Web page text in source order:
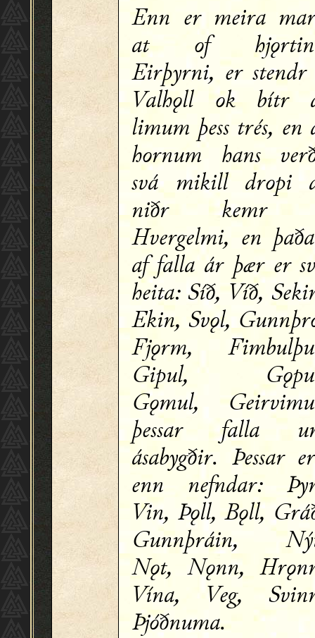
Enn er meira
at of
Eirþyrni, er stendr
Valhǫll ok bítr
limum þess trés, en
hornum hans
svá mikill dropi
niðr kemr
Hvergelmi, en
af falla ár þær er
heita: Síð, Víð,
Ekin, Svǫl,
Fjǫrm,
Gipul,
Gǫmul,
þessar falla
ásabygðir. Þessar
enn nefndar:
Vin, Þǫll, Bǫll,
Gunnþráin,
Nǫt, Nǫnn,
Vína, Veg,
Þjóðnuma.